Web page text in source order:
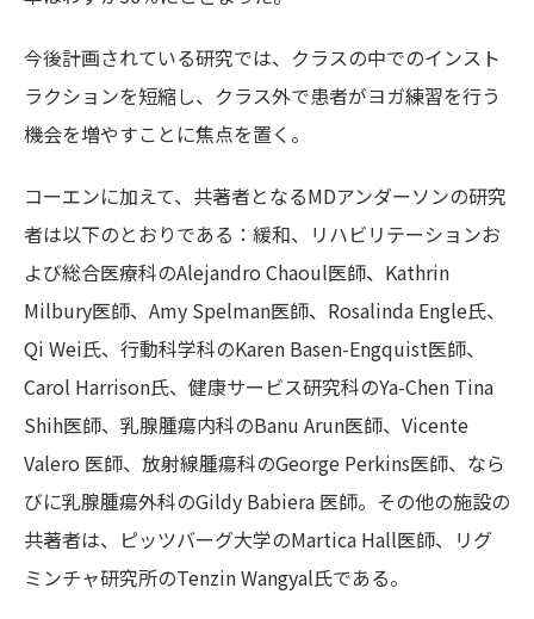
今後計画されている研究では、クラスの中でのインスト
ラクションを短縮し、クラス外で患者がヨガ練習を行う
機会を増やすことに焦点を置く。
コーエンに加えて、共著者となるMDアンダーソンの研究
者は以下のとおりである：緩和、リハビリテーションお
よび総合医療科のAlejandro Chaoul医師、Kathrin
Milbury医師、Amy Spelman医師、Rosalinda Engle氏、
Qi Wei氏、行動科学科のKaren Basen-Engquist医師、
Carol Harrison氏、健康サービス研究科のYa-Chen Tina
Shih医師、乳腺腫瘍内科のBanu Arun医師、Vicente
Valero 医師、放射線腫瘍科のGeorge Perkins医師、なら
びに乳腺腫瘍外科のGildy Babiera 医師。その他の施設の
共著者は、ピッツバーグ大学のMartica Hall医師、リグ
ミンチャ研究所のTenzin Wangyal氏である。